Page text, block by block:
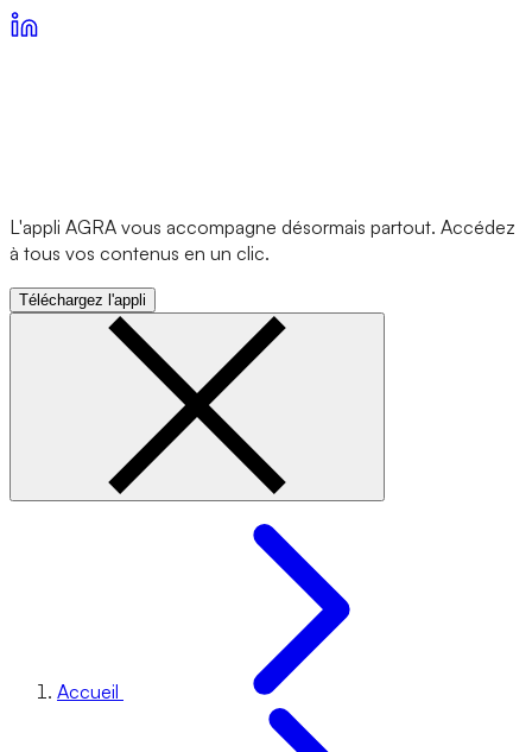
L'appli AGRA vous accompagne désormais partout. Accédez
à tous vos contenus en un clic.
Téléchargez l'appli
Accueil